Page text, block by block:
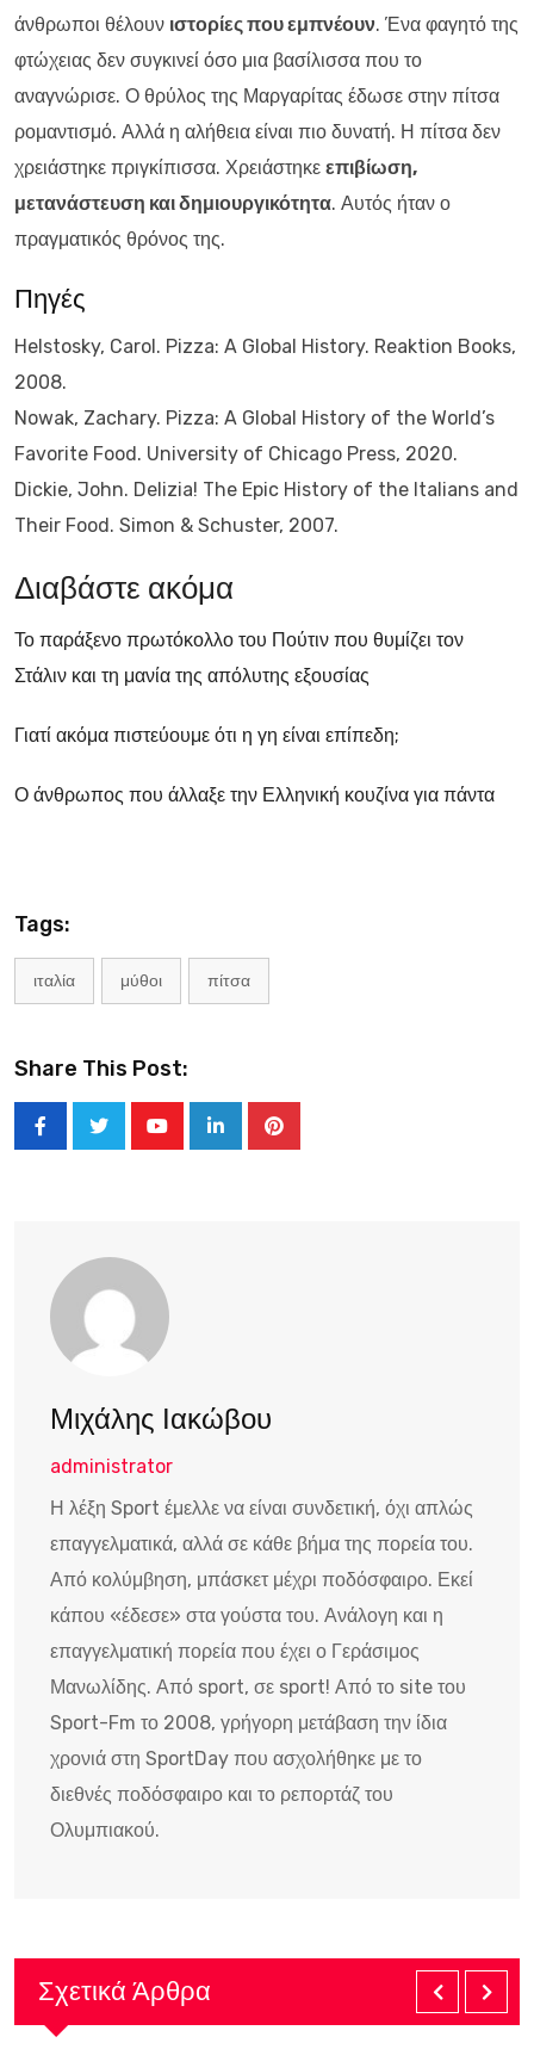
άνθρωποι θέλουν ιστορίες που εμπνέουν. Ένα φαγητό της
φτώχειας δεν συγκινεί όσο μια βασίλισσα που το
αναγνώρισε. Ο θρύλος της Μαργαρίτας έδωσε στην πίτσα
ρομαντισμό. Αλλά η αλήθεια είναι πιο δυνατή. Η πίτσα δεν
χρειάστηκε πριγκίπισσα. Χρειάστηκε επιβίωση,
μετανάστευση και δημιουργικότητα. Αυτός ήταν ο
πραγματικός θρόνος της.
Πηγές
Helstosky, Carol. Pizza: A Global History. Reaktion Books,
2008.
Nowak, Zachary. Pizza: A Global History of the World’s
Favorite Food. University of Chicago Press, 2020.
Dickie, John. Delizia! The Epic History of the Italians and
Their Food. Simon & Schuster, 2007.
Διαβάστε ακόμα
Το παράξενο πρωτόκολλο του Πούτιν που θυμίζει τον
Στάλιν και τη μανία της απόλυτης εξουσίας
Γιατί ακόμα πιστεύουμε ότι η γη είναι επίπεδη;
Ο άνθρωπος που άλλαξε την Ελληνική κουζίνα για πάντα
Tags:
ιταλία μύθοι πίτσα
Share This Post:
LinkedInPinterest
Μιχάλης Ιακώβου
administrator
Η λέξη Sport έμελλε να είναι συνδετική, όχι απλώς
επαγγελματικά, αλλά σε κάθε βήμα της πορεία του.
Από κολύμβηση, μπάσκετ μέχρι ποδόσφαιρο. Εκεί
κάπου «έδεσε» στα γούστα του. Ανάλογη και η
επαγγελματική πορεία που έχει ο Γεράσιμος
Μανωλίδης. Από sport, σε sport! Από το site του
Sport-Fm το 2008, γρήγορη μετάβαση την ίδια
χρονιά στη SportDay που ασχολήθηκε με το
διεθνές ποδόσφαιρο και το ρεπορτάζ του
Ολυμπιακού.
Σχετικά Άρθρα